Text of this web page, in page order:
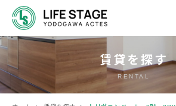
賃貸を探す
RENTAL